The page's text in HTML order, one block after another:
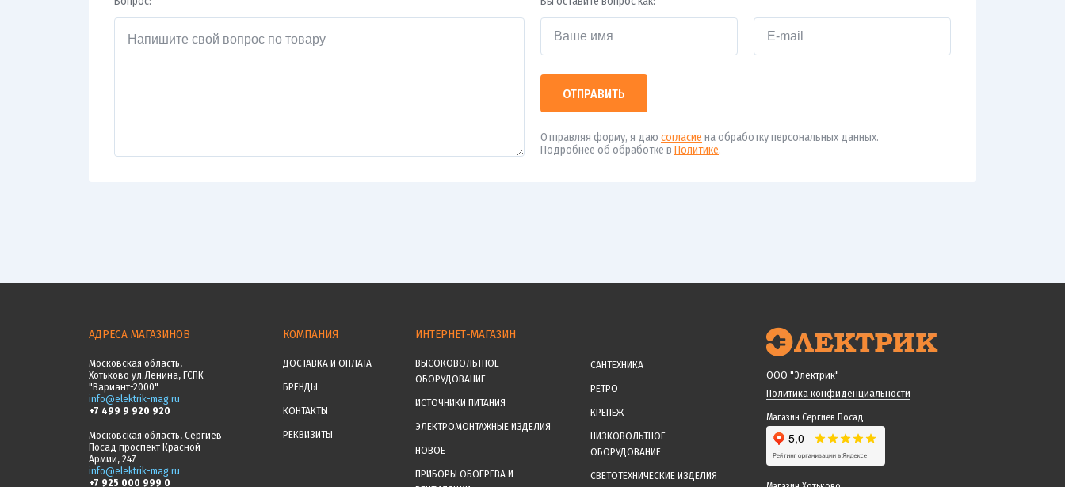
ОТПРАВИТЬ
Отправляя форму, я даю согласие на обработку персональных данных.
Подробнее об обработке в Политике.
АДРЕСА МАГАЗИНОВ
Московская область,
Хотьково ул.Ленина, ГСПК
"Вариант-2000"
info@elektrik-mag.ru
+7 499 9 920 920
Московская область, Сергиев
Посад проспект Красной
Армии, 247
info@elektrik-mag.ru
+7 925 000 999 0
КОМПАНИЯ
ДОСТАВКА И ОПЛАТА
БРЕНДЫ
КОНТАКТЫ
РЕКВИЗИТЫ
ИНТЕРНЕТ-МАГАЗИН
ВЫСОКОВОЛЬТНОЕ
ОБОРУДОВАНИЕ
ИСТОЧНИКИ ПИТАНИЯ
ЭЛЕКТРОМОНТАЖНЫЕ ИЗДЕЛИЯ
НОВОЕ
ПРИБОРЫ ОБОГРЕВА И
САНТЕХНИКА
РЕТРО
КРЕПЕЖ
НИЗКОВОЛЬТНОЕ
ОБОРУДОВАНИЕ
СВЕТОТЕХНИЧЕСКИЕ ИЗДЕЛИЯ
ООО "Электрик"
Политика конфиденциальности
Магазин Сергиев Посад